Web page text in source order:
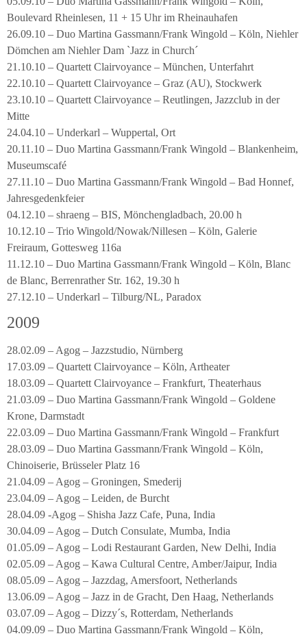
Boulevard Rheinlesen, 11 + 15 Uhr im Rheinauhafen
26.09.10 – Duo Martina Gassmann/Frank Wingold – Köln, Niehler
Dömchen am Niehler Dam `Jazz in Church´
21.10.10 – Quartett Clairvoyance – München, Unterfahrt
22.10.10 – Quartett Clairvoyance – Graz (AU), Stockwerk
23.10.10 – Quartett Clairvoyance – Reutlingen, Jazzclub in der
Mitte
24.04.10 – Underkarl – Wuppertal, Ort
20.11.10 – Duo Martina Gassmann/Frank Wingold – Blankenheim,
Museumscafé
27.11.10 – Duo Martina Gassmann/Frank Wingold – Bad Honnef,
Jahresgedenkfeier
04.12.10 – shraeng – BIS, Mönchengladbach, 20.00 h
10.12.10 – Trio Wingold/Nowak/Nillesen – Köln, Galerie
Freiraum, Gottesweg 116a
11.12.10 – Duo Martina Gassmann/Frank Wingold – Köln, Blanc
de Blanc, Berrenrather Str. 162, 19.30 h
27.12.10 – Underkarl – Tilburg/NL, Paradox
2009
28.02.09 – Agog – Jazzstudio, Nürnberg
17.03.09 – Quartett Clairvoyance – Köln, Artheater
18.03.09 – Quartett Clairvoyance – Frankfurt, Theaterhaus
21.03.09 – Duo Martina Gassmann/Frank Wingold – Goldene
Krone, Darmstadt
22.03.09 – Duo Martina Gassmann/Frank Wingold – Frankfurt
28.03.09 – Duo Martina Gassmann/Frank Wingold – Köln,
Chinoiserie, Brüsseler Platz 16
21.04.09 – Agog – Groningen, Smederij
23.04.09 – Agog – Leiden, de Burcht
28.04.09 -Agog – Shisha Jazz Cafe, Puna, India
30.04.09 – Agog – Dutch Consulate, Mumba, India
01.05.09 – Agog – Lodi Restaurant Garden, New Delhi, India
02.05.09 – Agog – Kawa Cultural Centre, Amber/Jaipur, India
08.05.09 – Agog – Jazzdag, Amersfoort, Netherlands
13.06.09 – Agog – Jazz in de Gracht, Den Haag, Netherlands
03.07.09 – Agog – Dizzy´s, Rotterdam, Netherlands
04.09.09 – Duo Martina Gassmann/Frank Wingold – Köln,